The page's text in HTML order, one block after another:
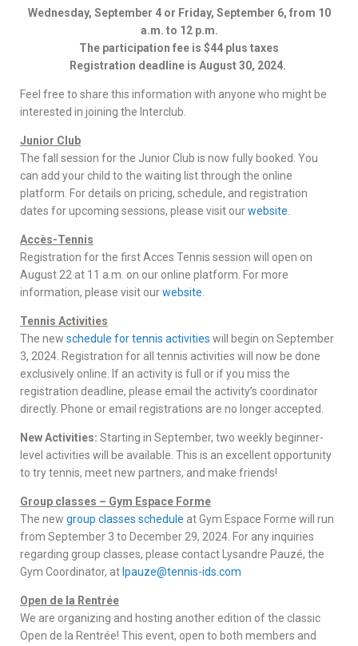
Wednesday, September 4 or Friday, September 6, from 10
a.m. to 12 p.m.
The participation fee is $44 plus taxes
Registration deadline is August 30, 2024.
Feel free to share this information with anyone who might be
interested in joining the Interclub.
Junior Club
The fall session for the Junior Club is now fully booked. You
can add your child to the waiting list through the online
platform. For details on pricing, schedule, and registration
dates for upcoming sessions, please visit ourwebsite
Accès-Tennis
Registration for the first Acces Tennis session will open on
August 22 at 11 a.m. on our online platform. For more
information, please visit ourwebsite
Tennis Activities
The new schedule for tennis activities will begin on September
3, 2024. Registration for all tennis activities will now be done
exclusively online. If an activity is full or if you miss the
registration deadline, please email the activity’s coordinator
directly. Phone or email registrations are no longer accepted.
New Activities: Starting in September, two weekly beginner-
level activities will be available. This is an excellent opportunity
to try tennis, meet new partners, and make friends!
Group classes – Gym Espace Forme
The new group classes schedule at Gym Espace Forme will run
from September 3 to December 29, 2024. For any inquiries
regarding group classes, please contact Lysandre Pauzé, the
Gym Coordinator, at lpauze@tennis-ids.com
Open de la Rentrée
We are organizing and hosting another edition of the classic
Open de la Rentrée! This event, open to both members and